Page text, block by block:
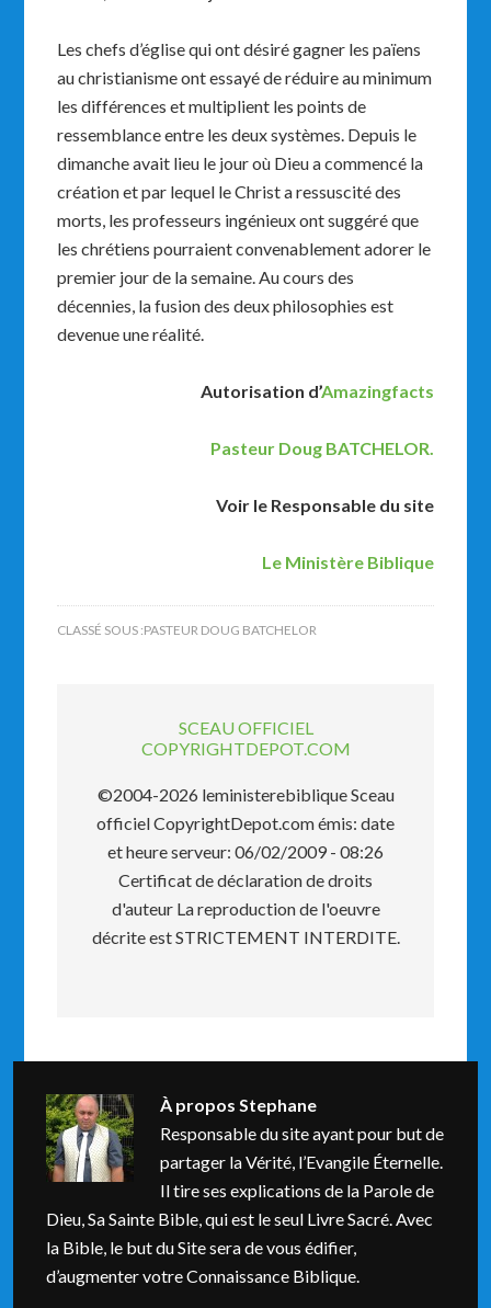
Les chefs d’église qui ont désiré gagner les païens
au christianisme ont essayé de réduire au minimum
les différences et multiplient les points de
ressemblance entre les deux systèmes. Depuis le
dimanche avait lieu le jour où Dieu a commencé la
création et par lequel le Christ a ressuscité des
morts, les professeurs ingénieux ont suggéré que
les chrétiens pourraient convenablement adorer le
premier jour de la semaine. Au cours des
décennies, la fusion des deux philosophies est
devenue une réalité.
Autorisation d’Amazingfacts
Pasteur Doug BATCHELOR.
Voir leResponsable du site
Le Ministère Biblique
CLASSÉ SOUS :PASTEUR DOUG BATCHELOR
SCEAU OFFICIEL
COPYRIGHTDEPOT.COM
©2004-2026 leministerebiblique Sceau
officiel CopyrightDepot.com émis: date
et heure serveur: 06/02/2009 - 08:26
Certificat de déclaration de droits
d'auteur La reproduction de l'oeuvre
décrite est STRICTEMENT INTERDITE.
À proposStephane
Responsable du site ayant pour but de
partager la Vérité, l’Evangile Éternelle.
Il tire ses explications de la Parole de
Dieu, Sa Sainte Bible, qui est le seul Livre Sacré. Avec
la Bible, le but du Site sera de vous édifier,
d’augmenter votre Connaissance Biblique.